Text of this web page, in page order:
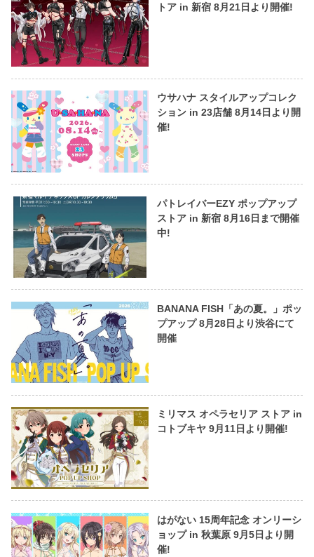
トア in 新宿 8月21日より開催!
ウサハナ スタイルアップコレク
ション in 23店舗 8月14日より開
催!
パトレイバーEZY ポップアップ
ストア in 新宿 8月16日まで開催
中!
BANANA FISH「あの夏。」ポッ
プアップ 8月28日より渋谷にて
開催
ミリマス オペラセリア ストア in
コトブキヤ 9月11日より開催!
はがない 15周年記念 オンリーシ
ョップ in 秋葉原 9月5日より開
催!